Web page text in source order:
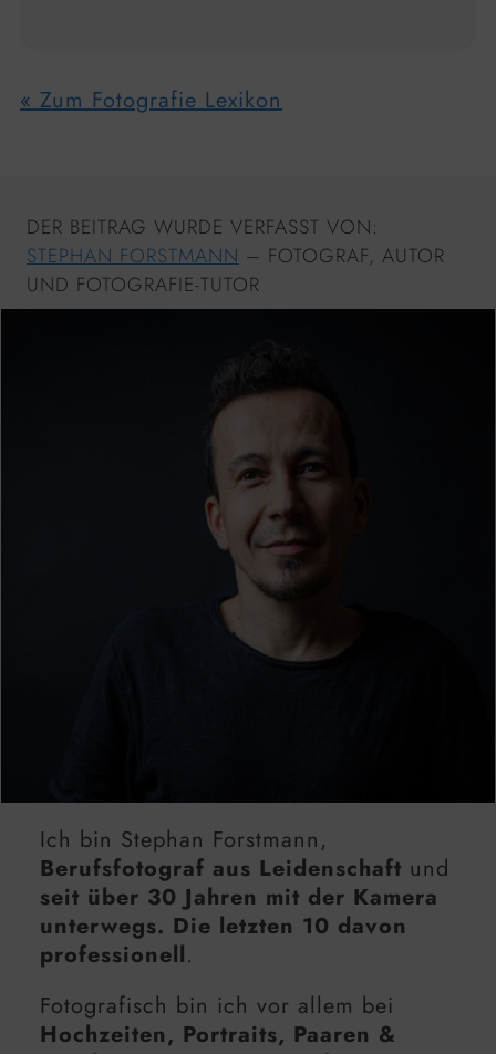
« Zum Fotografie Lexikon
DER BEITRAG WURDE VERFASST VON:
STEPHAN FORSTMANN – FOTOGRAF, AUTOR
UND FOTOGRAFIE-TUTOR
Ich bin Stephan Forstmann,
Berufsfotograf aus Leidenschaft und
seit über 30 Jahren mit der Kamera
unterwegs. Die letzten 10 davon
professionell.
Fotografisch bin ich vor allem bei
Hochzeiten, Portraits, Paaren &